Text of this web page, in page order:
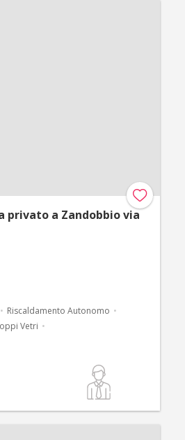
privato a Zandobbio via
Riscaldamento Autonomo
Vetri